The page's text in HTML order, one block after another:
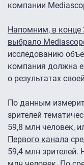
компании
Напомним, в конце
выбрало
исследованию
компания должна
о результатах
По данным
зрителей
59,8 млн человек,
Первого канала
59,4 млн зрителей.